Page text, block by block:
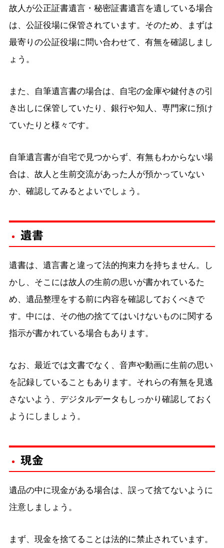
故人が公正証書遺言・秘密証書遺言を遺している場合
は、公証役場に保管されています。そのため、まずは
最寄りの公証役場に問い合わせて、有無を確認しまし
ょう。
また、自筆遺言書の場合は、自宅の金庫や鍵付きの引
き出しに保管していたり、銀行や知人、専門家に預け
ていたりと様々です。
自筆遺言書が自宅で見つからず、有無もわからない場
合は、故人と生前交流があった人が預かっていない
か、確認してみるとよいでしょう。
遺書
遺書は、遺言書と違って法的拘束力を持ちません。し
かし、そこには故人の生前の思いが書かれているた
め、遺品整理をする前に内容を確認しておくべきで
す。中には、その他の捨ててはいけないものに関する
指示が書かれている場合もあります。
なお、最近では文書でなく、音声や動画に生前の思い
を記録していることもあります。それらの有無を見逃
さないよう、デジタルデータもしっかり確認しておく
ようにしましょう。
現金
遺品の中に現金がある場合は、誤って捨てないように
注意しましょう。
まず、現金を捨てることは法的に禁止されています。